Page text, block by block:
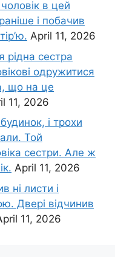
в цей
і побачив
April 11, 2026
рідна сестра
одружитися
що на це
11, 2026
і трохи
Той
сестри. Але ж
April 11, 2026
ні листи і
Двері відчинив
11, 2026